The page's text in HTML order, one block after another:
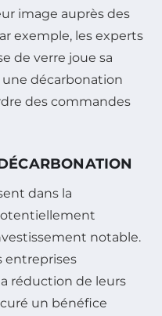
image auprès des
exemple, les experts
de verre joue sa
une décarbonation
des commandes
dans la
notable.
entreprises
réduction de leurs
un bénéfice